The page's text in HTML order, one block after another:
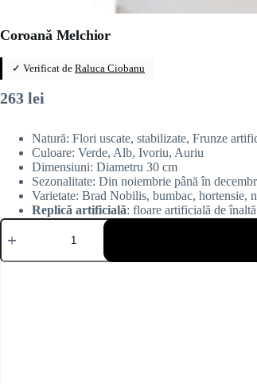
Coroană Melchior
✓ Verificat de Raluca Ciobanu
263 lei
Natură: Flori uscate, stabilizate, Frunze
Culoare: Verde, Alb, Ivoriu, Auriu
Dimensiuni: Diametru 30 cm
Sezonalitate: Din noiembrie până în
Varietate: Brad Nobilis, bumbac, hortensie,
Replică artificială: floare artificială de
Cantitate
Coroană